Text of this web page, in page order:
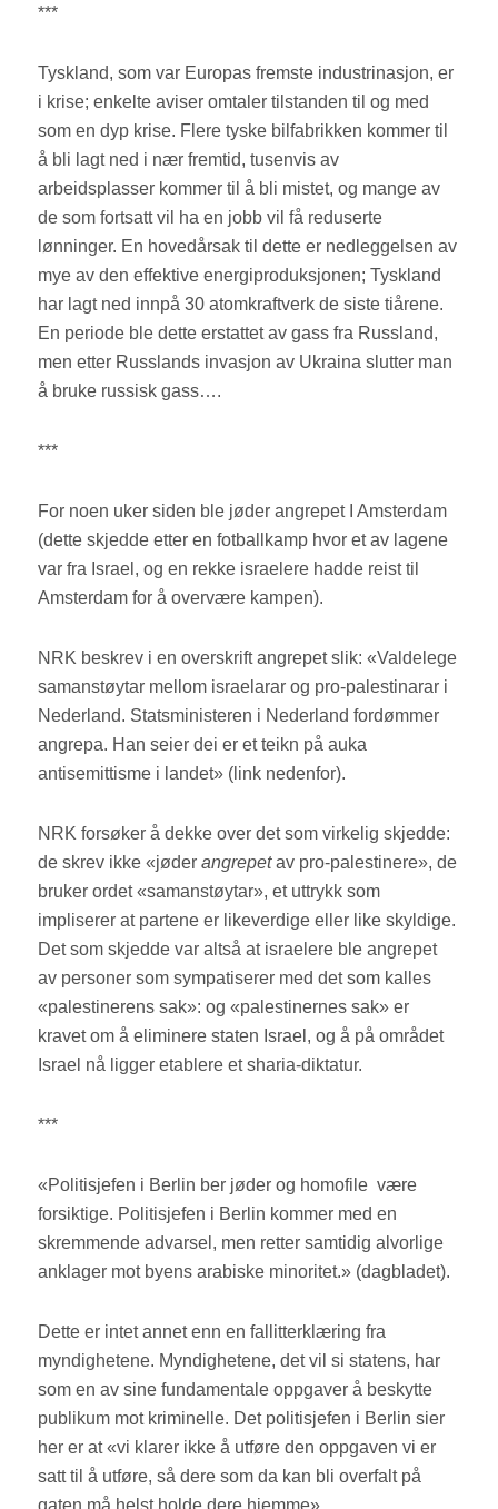
***
Tyskland, som var Europas fremste industrinasjon, er
i krise; enkelte aviser omtaler tilstanden til og med
som en dyp krise. Flere tyske bilfabrikken kommer til
å bli lagt ned i nær fremtid, tusenvis av
arbeidsplasser kommer til å bli mistet, og mange av
de som fortsatt vil ha en jobb vil få reduserte
lønninger. En hovedårsak til dette er nedleggelsen av
mye av den effektive energiproduksjonen; Tyskland
har lagt ned innpå 30 atomkraftverk de siste tiårene.
En periode ble dette erstattet av gass fra Russland,
men etter Russlands invasjon av Ukraina slutter man
å bruke russisk gass….
***
For noen uker siden ble jøder angrepet I Amsterdam
(dette skjedde etter en fotballkamp hvor et av lagene
var fra Israel, og en rekke israelere hadde reist til
Amsterdam for å overvære kampen).
NRK beskrev i en overskrift angrepet slik: «Valdelege
samanstøytar mellom israelarar og pro-palestinarar i
Nederland. Statsministeren i Nederland fordømmer
angrepa. Han seier dei er et teikn på auka
antisemittisme i landet» (link nedenfor).
NRK forsøker å dekke over det som virkelig skjedde:
de skrev ikke «jøderangrepetav pro-palestinere», de
bruker ordet «samanstøytar», et uttrykk som
impliserer at partene er likeverdige eller like skyldige.
Det som skjedde var altså at israelere ble angrepet
av personer som sympatiserer med det som kalles
«palestinerens sak»: og «palestinernes sak» er
kravet om å eliminere staten Israel, og å på området
Israel nå ligger etablere et sharia-diktatur.
***
«Politisjefen i Berlin ber jøder og homofile være
forsiktige. Politisjefen i Berlin kommer med en
skremmende advarsel, men retter samtidig alvorlige
anklager mot byens arabiske minoritet.» (dagbladet).
Dette er intet annet enn en fallitterklæring fra
myndighetene. Myndighetene, det vil si statens, har
som en av sine fundamentale oppgaver å beskytte
publikum mot kriminelle. Det politisjefen i Berlin sier
her er at «vi klarer ikke å utføre den oppgaven vi er
satt til å utføre, så dere som da kan bli overfalt på